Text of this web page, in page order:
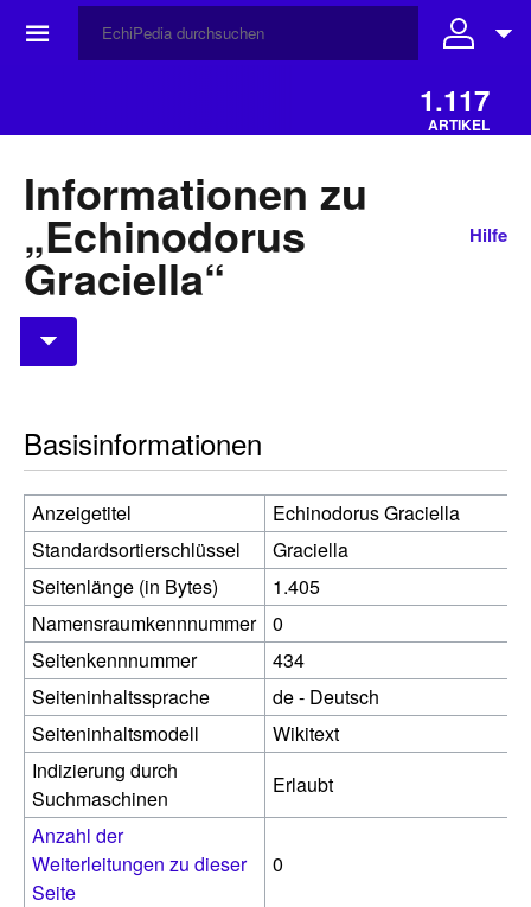
☰
1.117
ARTIKEL
Informationen zu
„Echinodorus
Graciella“
Hilfe
Basisinformationen
Anzeigetitel
Echinodorus Graciella
Standardsortierschlüssel
Graciella
Seitenlänge (in Bytes)
1.405
Namensraumkennnummer
0
Seitenkennnummer
434
Seiteninhaltssprache
de - Deutsch
Seiteninhaltsmodell
Wikitext
Indizierung durch
Suchmaschinen
Erlaubt
Anzahl der
Weiterleitungen zu dieser
Seite
0